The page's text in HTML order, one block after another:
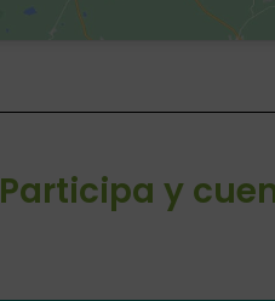
Participa y